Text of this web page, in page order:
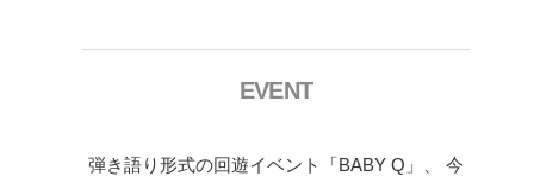
EVENT
弾き語り形式の回遊イベント「BABY Q」、 今